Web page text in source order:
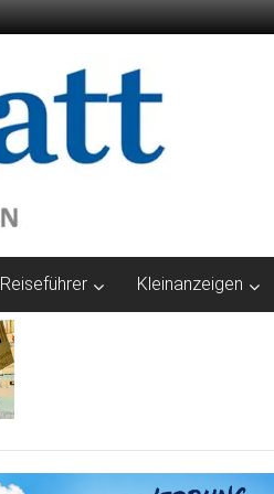
Reiseführer Kleinanzeigen